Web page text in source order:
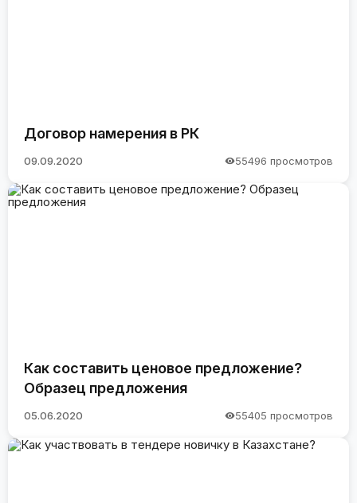
Договор намерения в РК
09.09.2020 55496 просмотров
Как составить ценовое предложение?
Образец предложения
05.06.2020 55405 просмотров